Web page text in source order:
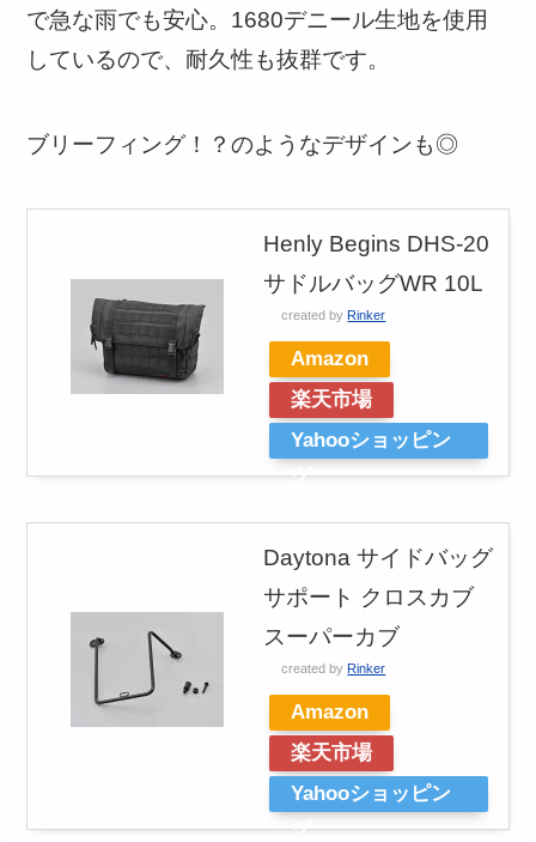
で急な雨でも安心。1680デニール生地を使用
しているので、耐久性も抜群です。
ブリーフィング！？のようなデザインも◎
Henly Begins DHS-20
サドルバッグWR 10L
created by Rinker
Amazon
楽天市場
Yahooショッピン
グ
Daytona サイドバッグ
サポート クロスカブ
スーパーカブ
created by Rinker
Amazon
楽天市場
Yahooショッピン
グ